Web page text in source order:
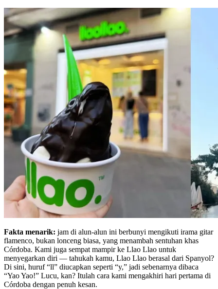
Fakta menarik: jam di alun-alun ini berbunyi mengikuti irama gitar
flamenco, bukan lonceng biasa, yang menambah sentuhan khas
Córdoba. Kami juga sempat mampir ke Llao Llao untuk
menyegarkan diri — tahukah kamu, Llao Llao berasal dari Spanyol?
Di sini, huruf “ll” diucapkan seperti “y,” jadi sebenarnya dibaca
“Yao Yao!” Lucu, kan? Itulah cara kami mengakhiri hari pertama di
Córdoba dengan penuh kesan.